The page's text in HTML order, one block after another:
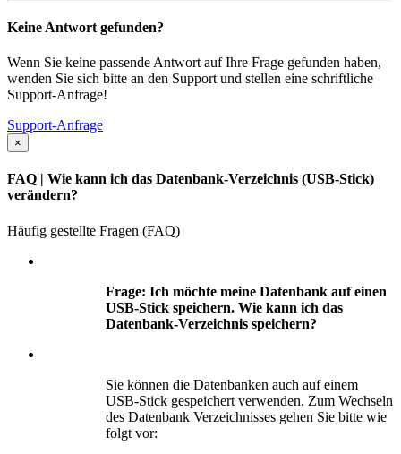
Keine Antwort gefunden?
Wenn Sie keine passende Antwort auf Ihre Frage gefunden haben,
wenden Sie sich bitte an den Support und stellen eine schriftliche
Support-Anfrage!
Support-Anfrage
×
FAQ | Wie kann ich das Datenbank-Verzeichnis (USB-Stick)
verändern?
Häufig gestellte Fragen (FAQ)
Frage: Ich möchte meine Datenbank auf einen
USB-Stick speichern. Wie kann ich das
Datenbank-Verzeichnis speichern?
Sie können die Datenbanken auch auf einem
USB-Stick gespeichert verwenden. Zum Wechseln
des Datenbank Verzeichnisses gehen Sie bitte wie
folgt vor: